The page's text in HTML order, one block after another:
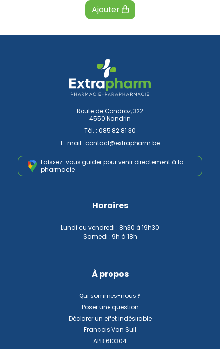
Ajouter
Route de Condroz, 322
4550 Nandrin
Tél. : 085 82 81 30
E-mail : contact@extrapharm.be
Laissez-vous guider pour venirdirectement à la
pharmacie
Horaires
Lundi au vendredi : 8h30 à 19h30
Samedi : 9h à 18h
À propos
Qui sommes-nous ?
Poser une question
Déclarer un effet indésirable
François Van Sull
APB 610304